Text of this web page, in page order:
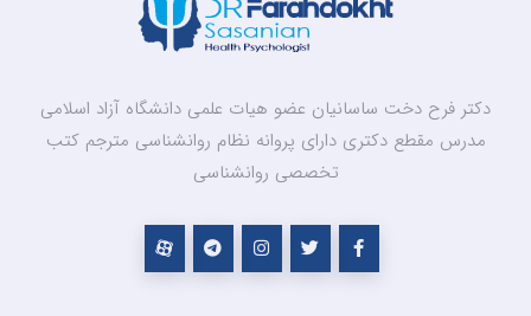
دکتر فرح دخت ساسانیان عضو هیات علمی دانشگاه آزاد اسلامی
مدرس مقطع دکتری دارای پروانه نظام روانشناسی مترجم کتب
تخصصی روانشناسی